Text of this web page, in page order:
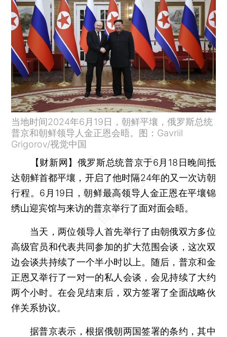
当地时间2024年6月19日，朝鲜平壤，俄罗斯总统
普京和朝鲜领导人金正恩会晤。图：Gavriil
Grigorov/视觉中国
【财新网】 俄罗斯总统普京于6月18日晚间抵
达朝鲜首都平壤，开启了他时隔24年的又一次访朝
行程。6月19日，朝鲜最高领导人金正恩在平壤锦
绣山迎宾馆与来访的普京举行了面对面会晤。
当天，两位领导人首先举行了由朝俄双方多位
高级官员和代表共同参加的扩大范围会谈，这次双
边会谈共持续了一个半小时以上。随后，普京和金
正恩又举行了一对一的私人会谈，会见持续了大约
两个小时。在会见结束后，双方签署了全面战略伙
伴关系协议。
据普京表示，根据俄朝两国签署的条约，其中